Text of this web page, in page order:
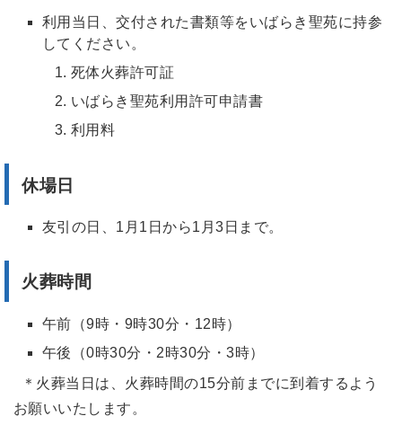
利用当日、交付された書類等をいばらき聖苑に持参
してください。
死体火葬許可証
いばらき聖苑利用許可申請書
利用料
休場日
友引の日、1月1日から1月3日まで。
火葬時間
午前（9時・9時30分・12時）
午後（0時30分・2時30分・3時）
＊火葬当日は、火葬時間の15分前までに到着するよう
お願いいたします。